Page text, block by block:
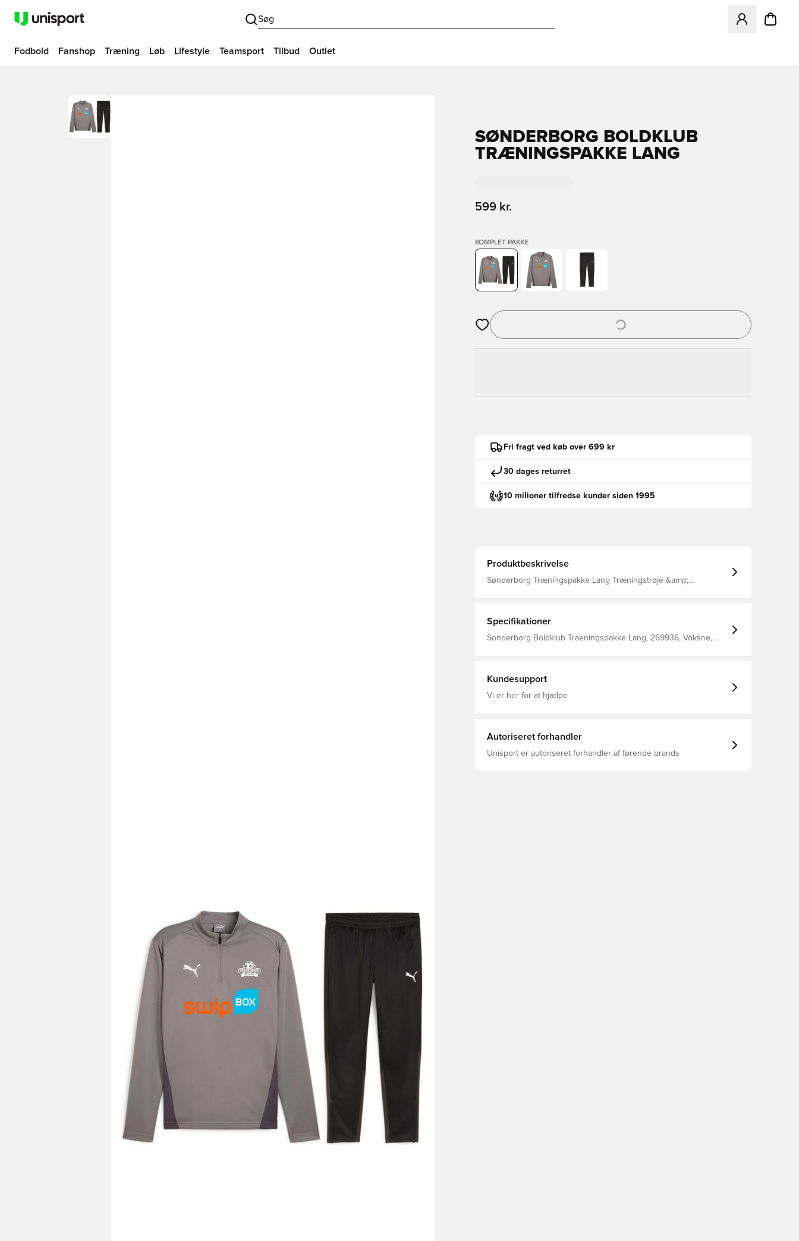
Søg
Åbner en
Fodbold Fanshop Træning Løb Lifestyle Teamsport Tilbud Outlet
SØNDERBORG BOLDKLUB
TRÆNINGSPAKKE LANG
599 kr.
KOMPLET PAKKE
Åbner en Modal til at logge ind eller tilmelde dig som medlem
Fri fragt ved køb over 699 kr
30 dages returret
10 milioner tilfredse kunder siden 1995
Produktbeskrivelse
Sønderborg Træningspakke Lang Træningstrøje &amp;
Specifikationer
Sonderborg Boldklub Traeningspakke Lang, 269936, Voksne,
Kundesupport
Vi er her for at hjælpe
Autoriseret forhandler
Unisport er autoriseret forhandler af førende brands